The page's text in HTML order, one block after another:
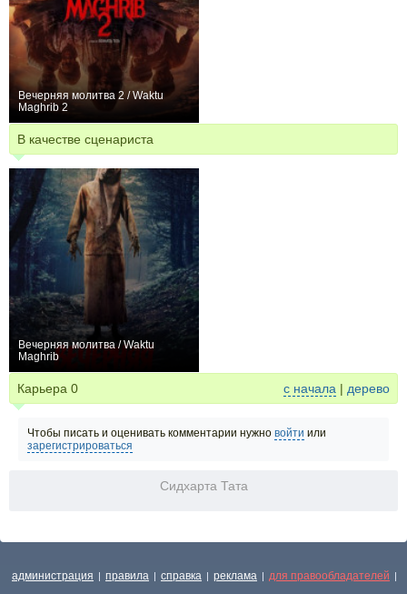
Вечерняя молитва 2 / Waktu
Maghrib 2
В качестве сценариста
Вечерняя молитва / Waktu
Maghrib
Карьера 0 с начала | дерево
Чтобы писать и оценивать комментарии нужно войти или
зарегистрироваться
Сидхарта Тата
администрация | правила | справка | реклама | для правообладателей |